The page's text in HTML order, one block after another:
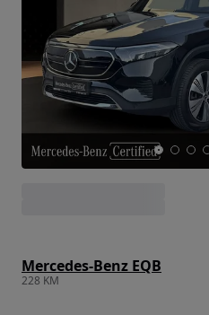
Mercedes-Benz EQB
228 KM